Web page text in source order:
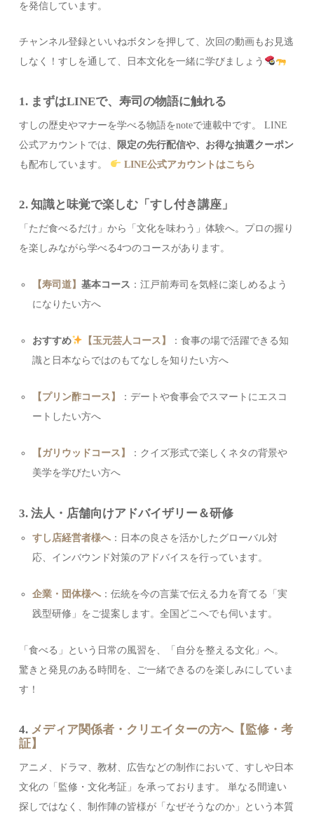
を発信しています。
チャンネル登録といいねボタンを押して、次回の動画もお見逃
しなく！すしを通して、日本文化を一緒に学びましょう
1. まずはLINEで、寿司の物語に触れる
すしの歴史やマナーを学べる物語をnoteで連載中です。 LINE
公式アカウントでは、
限定の先行配信や、お得な抽選クーポン
も配布しています。
LINE公式アカウントはこちら
2. 知識と味覚で楽しむ「すし付き講座」
「ただ食べるだけ」から「文化を味わう」体験へ。プロの握り
を楽しみながら学べる4つのコースがあります。
【寿司道】 基本コース ：江戸前寿司を気軽に楽しめるよう
になりたい方へ
おすすめ 【玉元芸人コース】
：食事の場で活躍できる知
識と日本ならではのもてなしを知りたい方へ
【プリン酢コース】
：デートや食事会でスマートにエスコ
ートしたい方へ
【ガリウッドコース】
：クイズ形式で楽しくネタの背景や
美学を学びたい方へ
3. 法人・店舗向けアドバイザリー＆研修
すし店経営者様へ：日本の良さを活かしたグローバル対
応、インバウンド対策のアドバイスを行っています。
企業・団体様へ：伝統を今の言葉で伝える力を育てる「実
践型研修」をご提案します。全国どこへでも伺います。
「食べる」という日常の風習を、「自分を整える文化」へ。
驚きと発見のある時間を、ご一緒できるのを楽しみにしていま
す！
4. メディア関係者・クリエイターの方へ【監修・考
証】
アニメ、ドラマ、教材、広告などの制作において、すしや日本
文化の「監修・文化考証」を承っております。 単なる間違い
探しではなく、制作陣の皆様が「なぜそうなのか」という本質